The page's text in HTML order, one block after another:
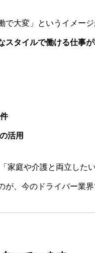
で大変」というイメー
スタイルで働ける仕事が
活用
家庭や介護と両立した
が、今のドライバー業界